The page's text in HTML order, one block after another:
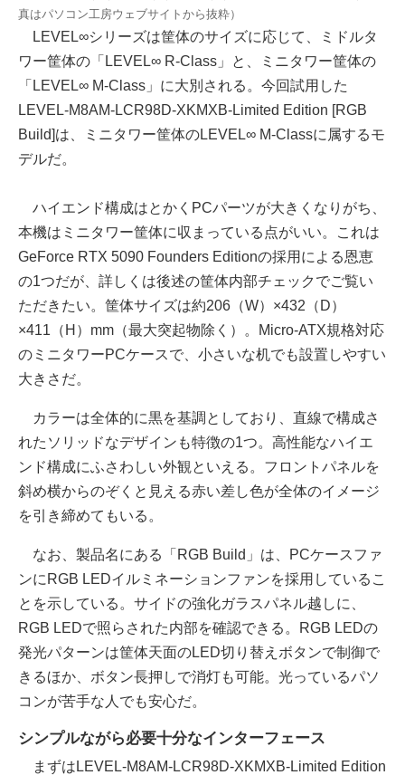
真はパソコン工房ウェブサイトから抜粋）
LEVEL∞シリーズは筐体のサイズに応じて、ミドルタ
ワー筐体の「LEVEL∞ R-Class」と、ミニタワー筐体の
「LEVEL∞ M-Class」に大別される。今回試用した
LEVEL-M8AM-LCR98D-XKMXB-Limited Edition [RGB
Build]は、ミニタワー筐体のLEVEL∞ M-Classに属するモ
デルだ。
ハイエンド構成はとかくPCパーツが大きくなりがち、
本機はミニタワー筐体に収まっている点がいい。これは
GeForce RTX 5090 Founders Editionの採用による恩恵
の1つだが、詳しくは後述の筐体内部チェックでご覧い
ただきたい。筐体サイズは約206（W）×432（D）
×411（H）mm（最大突起物除く）。Micro-ATX規格対応
のミニタワーPCケースで、小さいな机でも設置しやすい
大きさだ。
カラーは全体的に黒を基調としており、直線で構成さ
れたソリッドなデザインも特徴の1つ。高性能なハイエ
ンド構成にふさわしい外観といえる。フロントパネルを
斜め横からのぞくと見える赤い差し色が全体のイメージ
を引き締めてもいる。
なお、製品名にある「RGB Build」は、PCケースファ
ンにRGB LEDイルミネーションファンを採用しているこ
とを示している。サイドの強化ガラスパネル越しに、
RGB LEDで照らされた内部を確認できる。RGB LEDの
発光パターンは筐体天面のLED切り替えボタンで制御で
きるほか、ボタン長押しで消灯も可能。光っているパソ
コンが苦手な人でも安心だ。
シンプルながら必要十分なインターフェース
まずはLEVEL-M8AM-LCR98D-XKMXB-Limited Edition